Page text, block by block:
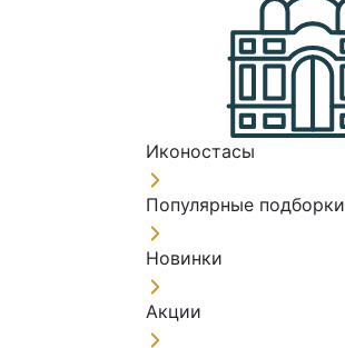
Иконостасы
Популярные подборки
Новинки
Акции